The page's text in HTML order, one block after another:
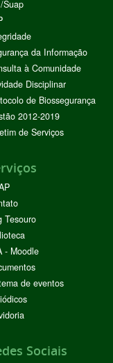
Suap
da Informação
à Comunidade
Disciplinar
de Biossegurança
2012-2019
de Serviços
Tesouro
- Moodle
de eventos
Sociais